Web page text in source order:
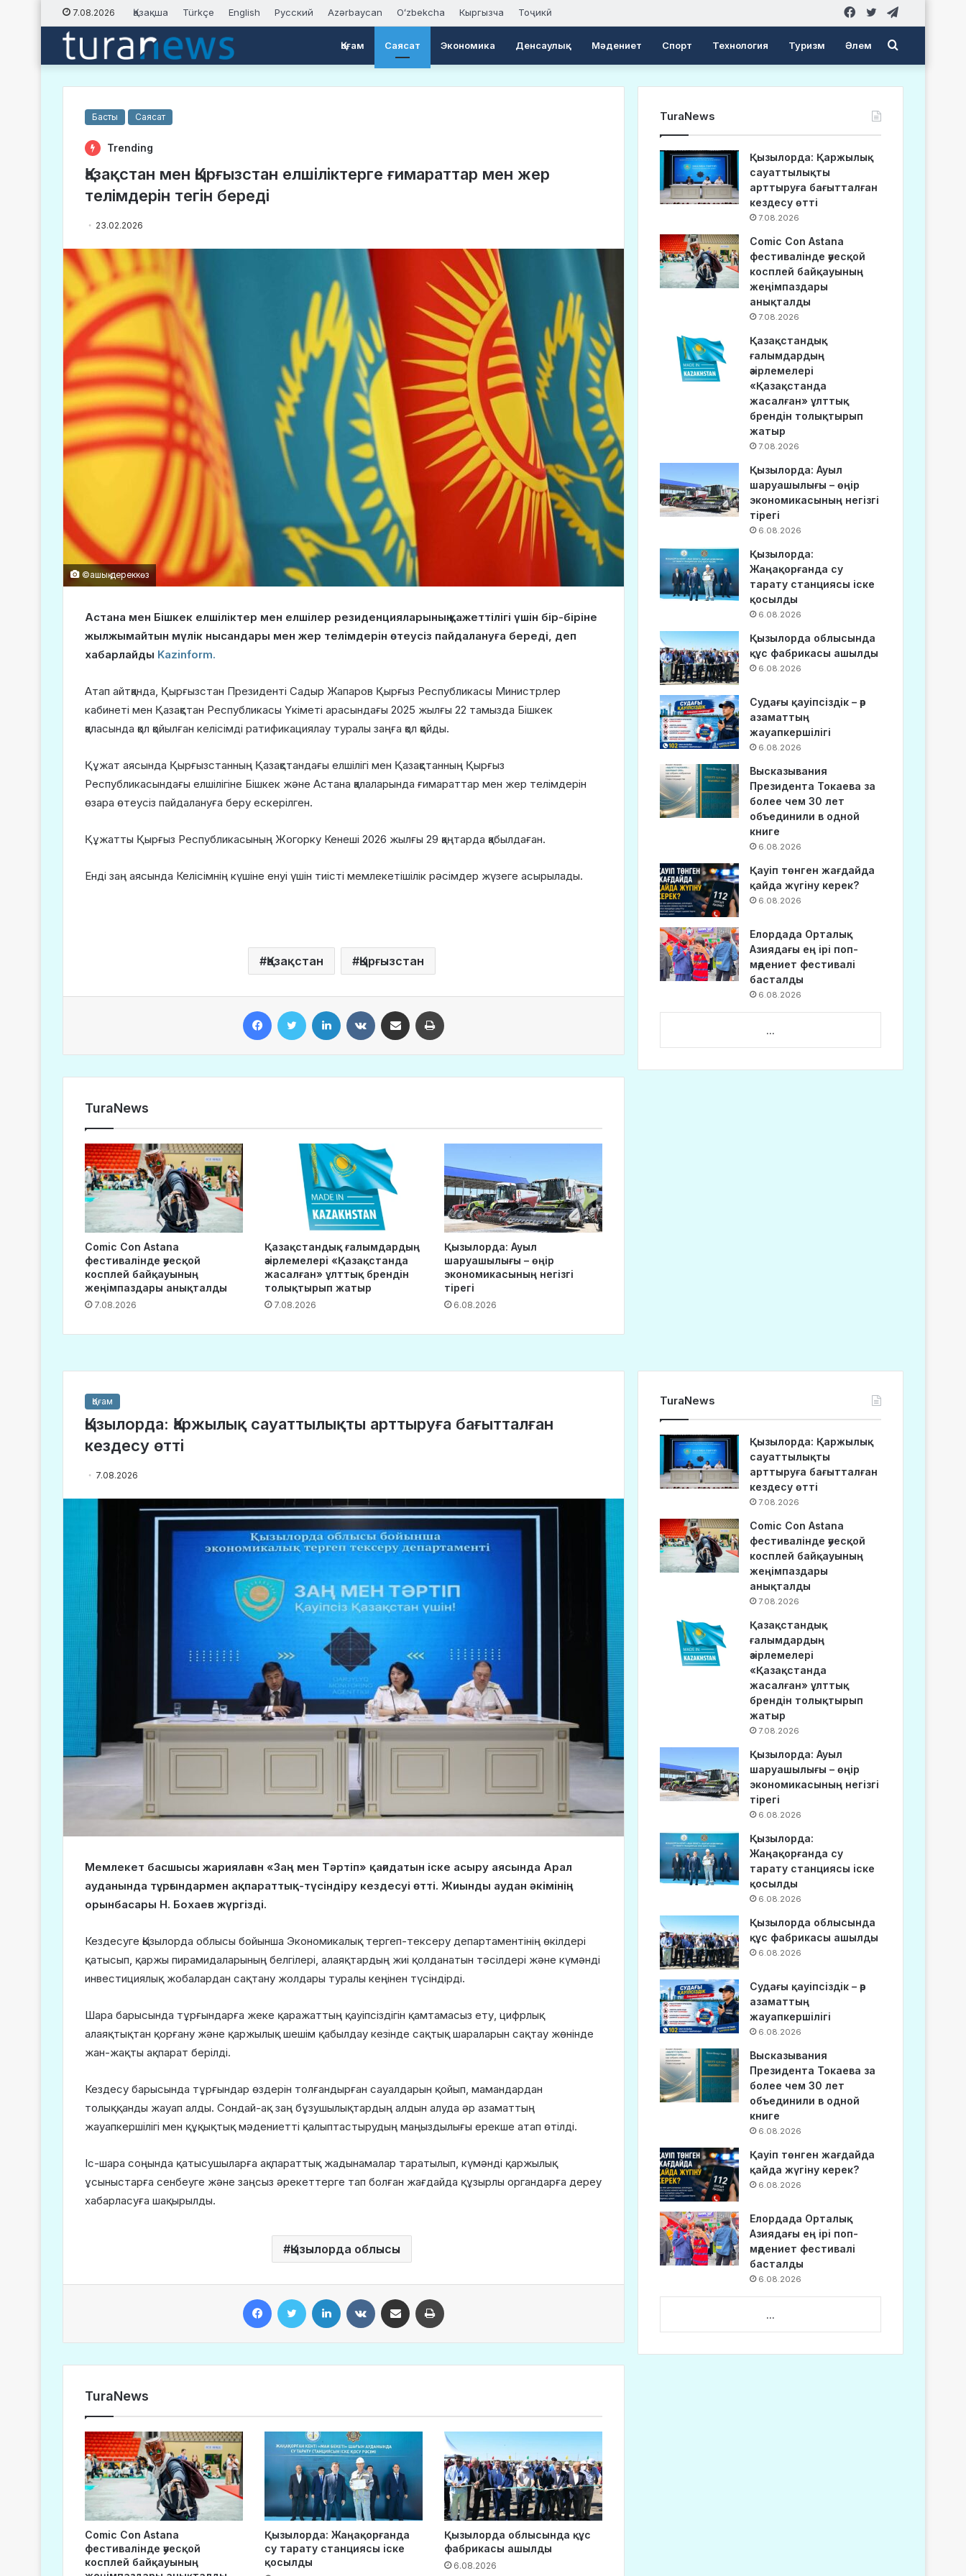
7.08.2026 Қазақша Türkçe English Русский Azərbaycan Oʻzbekcha Кыргызча Тоҷикӣ Twitter
Facebook
Қоғам Саясат Экономика Денсаулық Мәдениет Спорт Технология Туризм Әлем Search
for
Басты Саясат
Trending
Қазақстан мен Қырғызстан елшіліктерге ғимараттар мен жер
телімдерін тегін береді
23.02.2026
©ашық дереккөз
Астана мен Бішкек елшіліктер мен елшілер резиденцияларының қажеттілігі үшін бір-біріне
жылжымайтын мүлік нысандары мен жер телімдерін өтеусіз пайдалануға береді, деп
хабарлайды Kazinform.
Атап айтқанда, Қырғызстан Президенті Садыр Жапаров Қырғыз Республикасы Министрлер
кабинеті мен Қазақстан Республикасы Үкіметі арасындағы 2025 жылғы 22 тамызда Бішкек
қаласында қол қойылған келісімді ратификациялау туралы заңға қол қойды.
Құжат аясында Қырғызстанның Қазақстандағы елшілігі мен Қазақстанның Қырғыз
Республикасындағы елшілігіне Бішкек және Астана қалаларында ғимараттар мен жер телімдерін
өзара өтеусіз пайдалануға беру ескерілген.
Құжатты Қырғыз Республикасының Жогорку Кенеші 2026 жылғы 29 қаңтарда қабылдаған.
Енді заң аясында Келісімнің күшіне енуі үшін тиісті мемлекетішілік рәсімдер жүзеге асырылады.
Қазақстан Қырғызстан
TuraNews
Comic Con Astana
фестивалінде әуесқой
косплей байқауының
жеңімпаздары анықталды
7.08.2026
Қазақстандық ғалымдардың
әзірлемелері «Қазақстанда
жасалған» ұлттық брендін
толықтырып жатыр
7.08.2026
Қызылорда: Ауыл
шаруашылығы – өңір
экономикасының негізгі
тірегі
6.08.2026
TuraNews
Қызылорда: Қаржылық
сауаттылықты
арттыруға бағытталған
кездесу өтті
7.08.2026
Comic Con Astana
фестивалінде әуесқой
косплей байқауының
жеңімпаздары
анықталды
7.08.2026
Қазақстандық
ғалымдардың
әзірлемелері
«Қазақстанда
жасалған» ұлттық
брендін толықтырып
жатыр
7.08.2026
Қызылорда: Ауыл
шаруашылығы – өңір
экономикасының негізгі
тірегі
6.08.2026
Қызылорда:
Жаңақорғанда су
тарату станциясы іске
қосылды
6.08.2026
Қызылорда облысында
құс фабрикасы ашылды
6.08.2026
Судағы қауіпсіздік – әр
азаматтың
жауапкершілігі
6.08.2026
Высказывания
Президента Токаева за
более чем 30 лет
объединили в одной
книге
6.08.2026
Қауіп төнген жағдайда
қайда жүгіну керек?
6.08.2026
Елордада Орталық
Азиядағы ең ірі поп-
мәдениет фестивалі
басталды
6.08.2026
...